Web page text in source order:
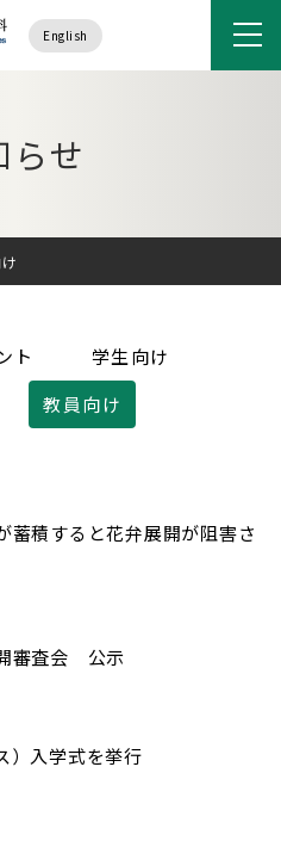
English
らせ
ト
学生向け
教員向け
蓄積すると花弁展開が阻害さ
審査会 公示
）入学式を挙行